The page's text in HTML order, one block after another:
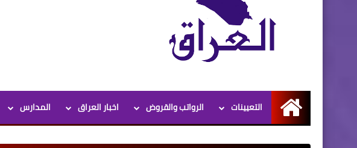
الرئيسية
التعيينات الرواتب والقروض اخبار العراق المدارس